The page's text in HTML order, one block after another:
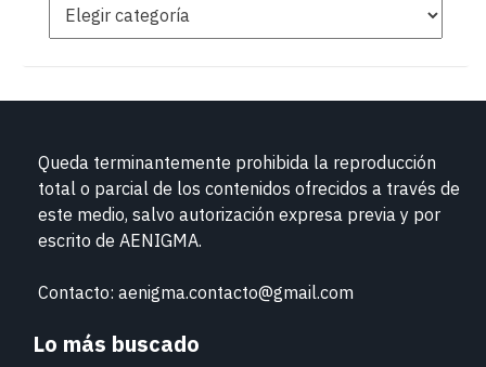
Queda terminantemente prohibida la reproducción
total o parcial de los contenidos ofrecidos a través de
este medio, salvo autorización expresa previa y por
escrito de AENIGMA.
Contacto: aenigma.contacto@gmail.com
Lo más buscado